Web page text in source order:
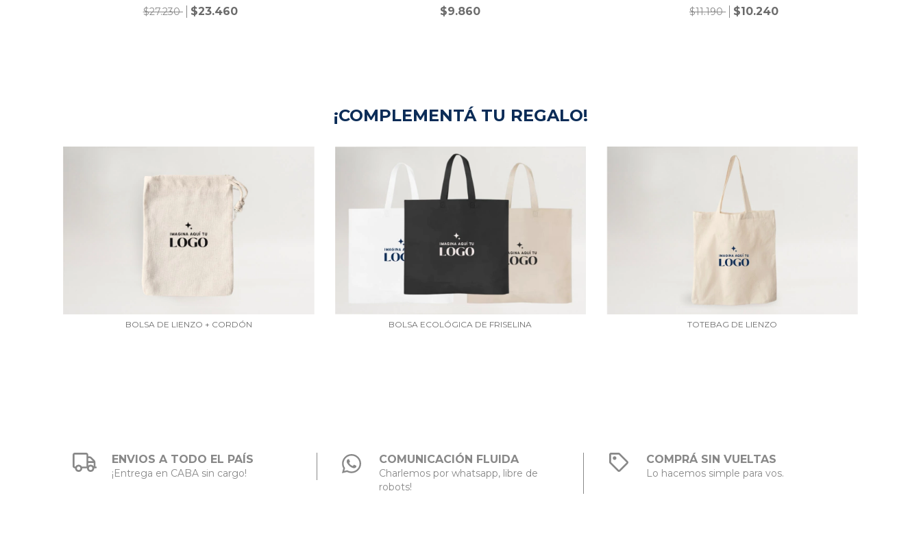
$27.230 $23.460 $9.860 $11.190 $10.240
¡COMPLEMENTÁ TU REGALO!
BOLSA DE LIENZO + CORDÓN BOLSA ECOLÓGICA DE FRISELINA TOTEBAG DE LIENZO
ENVIOS A TODO EL PAÍS
¡Entrega en CABA sin cargo!
COMUNICACIÓN FLUIDA
Charlemos por whatsapp, libre de
robots!
COMPRÁ SIN VUELTAS
Lo hacemos simple para vos.